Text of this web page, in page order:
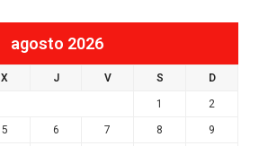
agosto 2026
X J V S D
1 2
5 6 7 8 9